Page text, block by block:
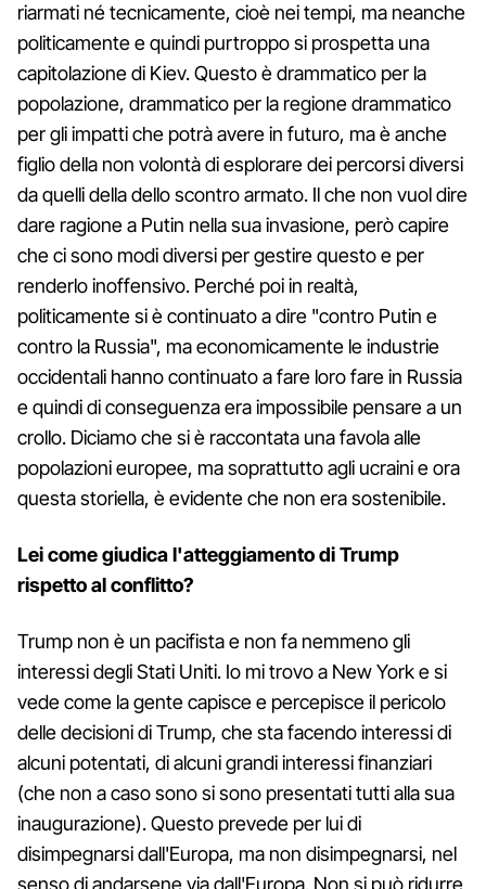
riarmati né tecnicamente, cioè nei tempi, ma neanche
politicamente e quindi purtroppo si prospetta una
capitolazione di Kiev. Questo è drammatico per la
popolazione, drammatico per la regione drammatico
per gli impatti che potrà avere in futuro, ma è anche
figlio della non volontà di esplorare dei percorsi diversi
da quelli della dello scontro armato. Il che non vuol dire
dare ragione a Putin nella sua invasione, però capire
che ci sono modi diversi per gestire questo e per
renderlo inoffensivo. Perché poi in realtà,
politicamente si è continuato a dire "contro Putin e
contro la Russia", ma economicamente le industrie
occidentali hanno continuato a fare loro fare in Russia
e quindi di conseguenza era impossibile pensare a un
crollo. Diciamo che si è raccontata una favola alle
popolazioni europee, ma soprattutto agli ucraini e ora
questa storiella, è evidente che non era sostenibile.
Lei come giudica l'atteggiamento di Trump
rispetto al conflitto?
Trump non è un pacifista e non fa nemmeno gli
interessi degli Stati Uniti. Io mi trovo a New York e si
vede come la gente capisce e percepisce il pericolo
delle decisioni di Trump, che sta facendo interessi di
alcuni potentati, di alcuni grandi interessi finanziari
(che non a caso sono si sono presentati tutti alla sua
inaugurazione). Questo prevede per lui di
disimpegnarsi dall'Europa, ma non disimpegnarsi, nel
senso di andarsene via dall'Europa. Non si può ridurre